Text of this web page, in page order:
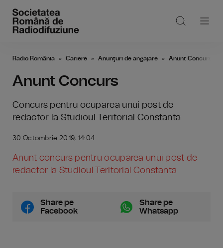
Radio România Cariere Anunţuri de angajare Anunt Concurs
Anunt Concurs
Concurs pentru ocuparea unui post de
redactor la Studioul Teritorial Constanta
30 Octombrie 2019, 14:04
Anunt concurs pentru ocuparea unui post de
redactor la Studioul Teritorial Constanta
Share pe
Facebook
Share pe
Whatsapp